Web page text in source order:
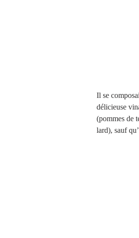
Il se
délicieuse
(pommes de
lard), sauf